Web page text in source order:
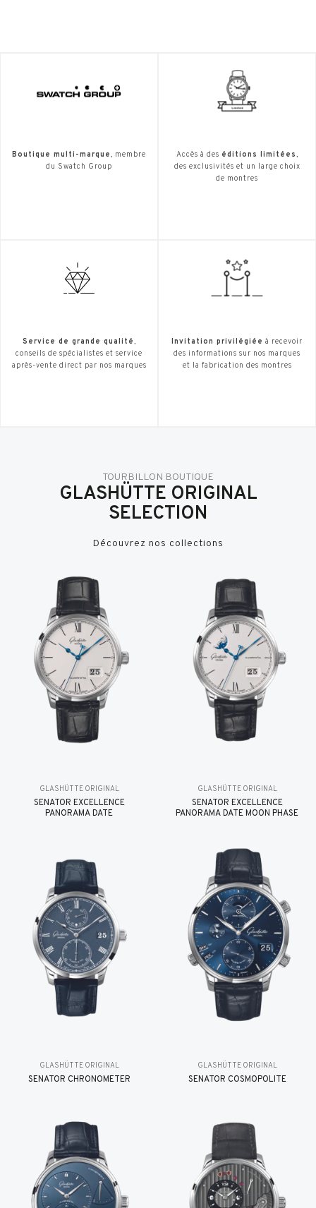
Boutique multi-marque, membre
du Swatch Group
Accès à des éditions limitées,
des exclusivités et un large choix
de montres
Service de grande qualité,
conseils de spécialistes et service
après-vente direct par nos marques
Invitation privilégiée à recevoir
des informations sur nos marques
et la fabrication des montres
TOURBILLON BOUTIQUE
GLASHÜTTE ORIGINAL
SELECTION
Découvrez nos collections
GLASHÜTTE ORIGINAL
SENATOR EXCELLENCE
PANORAMA DATE
GLASHÜTTE ORIGINAL
SENATOR EXCELLENCE
PANORAMA DATE MOON PHASE
GLASHÜTTE ORIGINAL
SENATOR CHRONOMETER
GLASHÜTTE ORIGINAL
SENATOR COSMOPOLITE